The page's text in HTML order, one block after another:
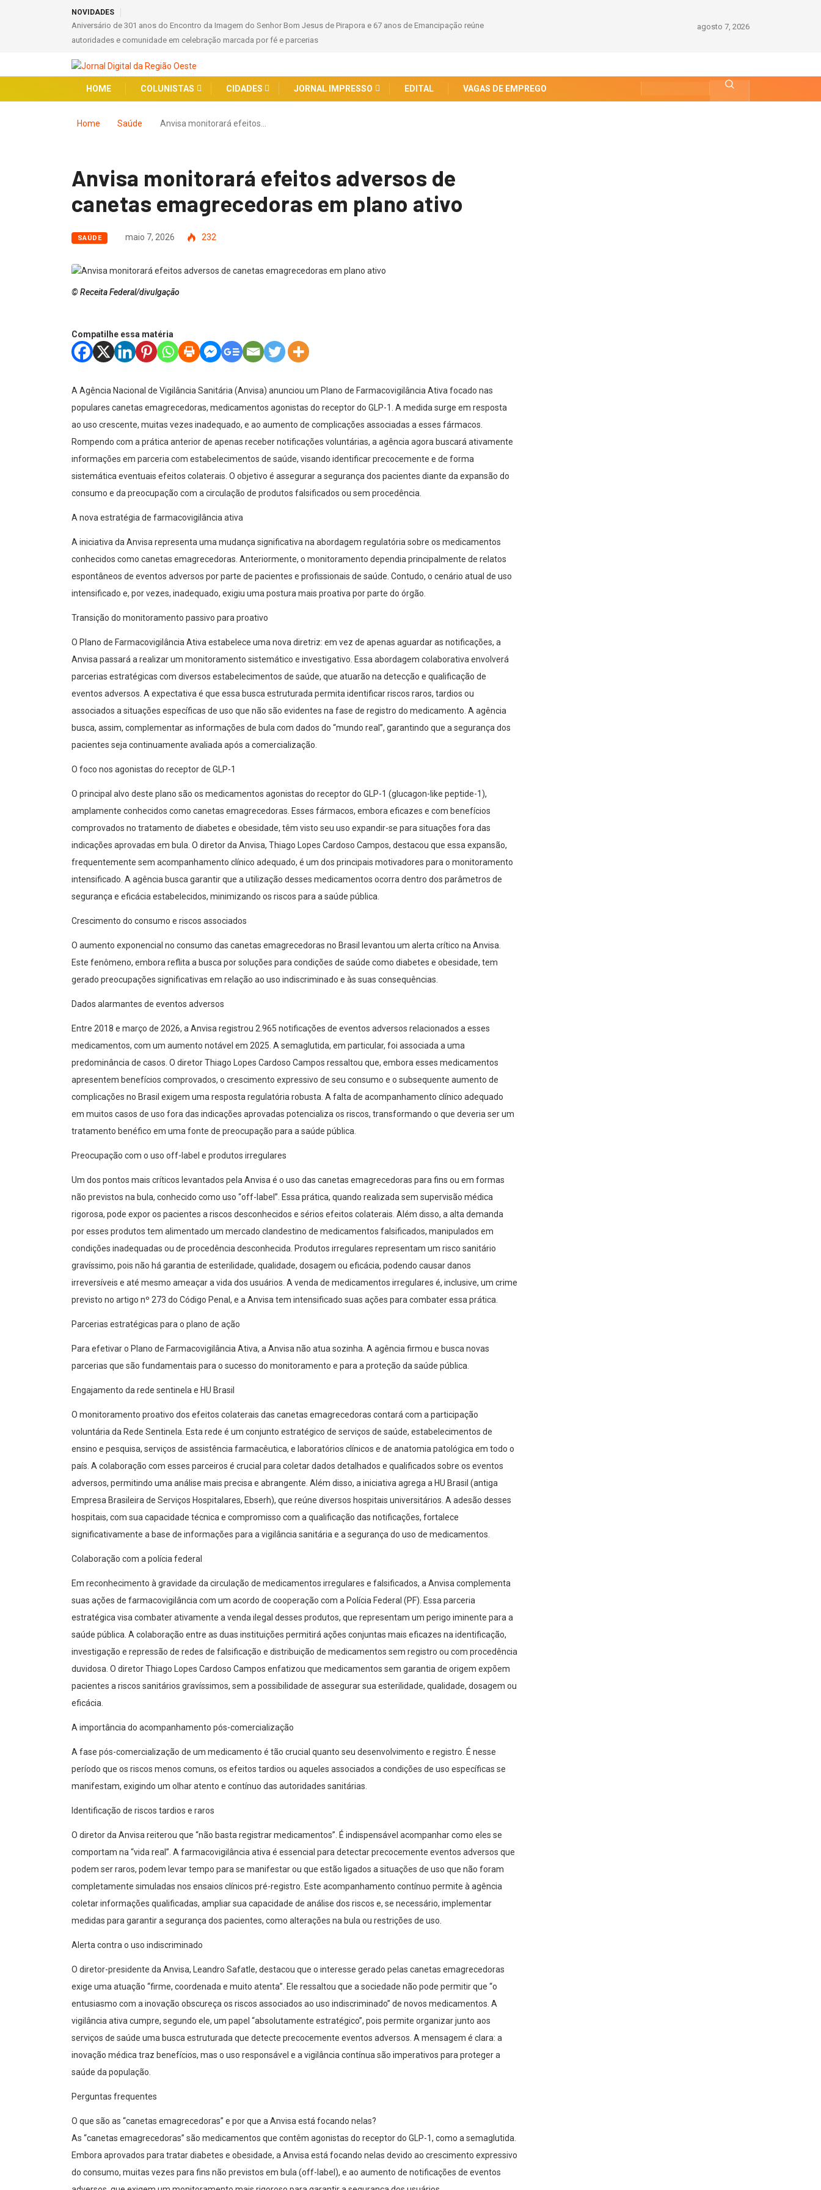
NOVIDADES
Aniversário de 301 anos do Encontro da Imagem do Senhor Bom Jesus de Pirapora e 67 anos de Emancipação reúne
autoridades e comunidade em celebração marcada por fé e parcerias
agosto 7, 2026
HOME COLUNISTAS CIDADES JORNAL IMPRESSO EDITAL VAGAS DE EMPREGO
Home Saúde Anvisa monitorará efeitos…
Anvisa monitorará efeitos adversos de
canetas emagrecedoras em plano ativo
SAÚDE maio 7, 2026 232
© Receita Federal/divulgação
Compatilhe essa matéria
A Agência Nacional de Vigilância Sanitária (Anvisa) anunciou um Plano de Farmacovigilância Ativa focado nas
populares canetas emagrecedoras, medicamentos agonistas do receptor do GLP-1. A medida surge em resposta
ao uso crescente, muitas vezes inadequado, e ao aumento de complicações associadas a esses fármacos.
Rompendo com a prática anterior de apenas receber notificações voluntárias, a agência agora buscará ativamente
informações em parceria com estabelecimentos de saúde, visando identificar precocemente e de forma
sistemática eventuais efeitos colaterais. O objetivo é assegurar a segurança dos pacientes diante da expansão do
consumo e da preocupação com a circulação de produtos falsificados ou sem procedência.
A nova estratégia de farmacovigilância ativa
A iniciativa da Anvisa representa uma mudança significativa na abordagem regulatória sobre os medicamentos
conhecidos como canetas emagrecedoras. Anteriormente, o monitoramento dependia principalmente de relatos
espontâneos de eventos adversos por parte de pacientes e profissionais de saúde. Contudo, o cenário atual de uso
intensificado e, por vezes, inadequado, exigiu uma postura mais proativa por parte do órgão.
Transição do monitoramento passivo para proativo
O Plano de Farmacovigilância Ativa estabelece uma nova diretriz: em vez de apenas aguardar as notificações, a
Anvisa passará a realizar um monitoramento sistemático e investigativo. Essa abordagem colaborativa envolverá
parcerias estratégicas com diversos estabelecimentos de saúde, que atuarão na detecção e qualificação de
eventos adversos. A expectativa é que essa busca estruturada permita identificar riscos raros, tardios ou
associados a situações específicas de uso que não são evidentes na fase de registro do medicamento. A agência
busca, assim, complementar as informações de bula com dados do “mundo real”, garantindo que a segurança dos
pacientes seja continuamente avaliada após a comercialização.
O foco nos agonistas do receptor de GLP-1
O principal alvo deste plano são os medicamentos agonistas do receptor do GLP-1 (glucagon-like peptide-1),
amplamente conhecidos como canetas emagrecedoras. Esses fármacos, embora eficazes e com benefícios
comprovados no tratamento de diabetes e obesidade, têm visto seu uso expandir-se para situações fora das
indicações aprovadas em bula. O diretor da Anvisa, Thiago Lopes Cardoso Campos, destacou que essa expansão,
frequentemente sem acompanhamento clínico adequado, é um dos principais motivadores para o monitoramento
intensificado. A agência busca garantir que a utilização desses medicamentos ocorra dentro dos parâmetros de
segurança e eficácia estabelecidos, minimizando os riscos para a saúde pública.
Crescimento do consumo e riscos associados
O aumento exponencial no consumo das canetas emagrecedoras no Brasil levantou um alerta crítico na Anvisa.
Este fenômeno, embora reflita a busca por soluções para condições de saúde como diabetes e obesidade, tem
gerado preocupações significativas em relação ao uso indiscriminado e às suas consequências.
Dados alarmantes de eventos adversos
Entre 2018 e março de 2026, a Anvisa registrou 2.965 notificações de eventos adversos relacionados a esses
medicamentos, com um aumento notável em 2025. A semaglutida, em particular, foi associada a uma
predominância de casos. O diretor Thiago Lopes Cardoso Campos ressaltou que, embora esses medicamentos
apresentem benefícios comprovados, o crescimento expressivo de seu consumo e o subsequente aumento de
complicações no Brasil exigem uma resposta regulatória robusta. A falta de acompanhamento clínico adequado
em muitos casos de uso fora das indicações aprovadas potencializa os riscos, transformando o que deveria ser um
tratamento benéfico em uma fonte de preocupação para a saúde pública.
Preocupação com o uso off-label e produtos irregulares
Um dos pontos mais críticos levantados pela Anvisa é o uso das canetas emagrecedoras para fins ou em formas
não previstos na bula, conhecido como uso “off-label”. Essa prática, quando realizada sem supervisão médica
rigorosa, pode expor os pacientes a riscos desconhecidos e sérios efeitos colaterais. Além disso, a alta demanda
por esses produtos tem alimentado um mercado clandestino de medicamentos falsificados, manipulados em
condições inadequadas ou de procedência desconhecida. Produtos irregulares representam um risco sanitário
gravíssimo, pois não há garantia de esterilidade, qualidade, dosagem ou eficácia, podendo causar danos
irreversíveis e até mesmo ameaçar a vida dos usuários. A venda de medicamentos irregulares é, inclusive, um crime
previsto no artigo nº 273 do Código Penal, e a Anvisa tem intensificado suas ações para combater essa prática.
Parcerias estratégicas para o plano de ação
Para efetivar o Plano de Farmacovigilância Ativa, a Anvisa não atua sozinha. A agência firmou e busca novas
parcerias que são fundamentais para o sucesso do monitoramento e para a proteção da saúde pública.
Engajamento da rede sentinela e HU Brasil
O monitoramento proativo dos efeitos colaterais das canetas emagrecedoras contará com a participação
voluntária da Rede Sentinela. Esta rede é um conjunto estratégico de serviços de saúde, estabelecimentos de
ensino e pesquisa, serviços de assistência farmacêutica, e laboratórios clínicos e de anatomia patológica em todo o
país. A colaboração com esses parceiros é crucial para coletar dados detalhados e qualificados sobre os eventos
adversos, permitindo uma análise mais precisa e abrangente. Além disso, a iniciativa agrega a HU Brasil (antiga
Empresa Brasileira de Serviços Hospitalares, Ebserh), que reúne diversos hospitais universitários. A adesão desses
hospitais, com sua capacidade técnica e compromisso com a qualificação das notificações, fortalece
significativamente a base de informações para a vigilância sanitária e a segurança do uso de medicamentos.
Colaboração com a polícia federal
Em reconhecimento à gravidade da circulação de medicamentos irregulares e falsificados, a Anvisa complementa
suas ações de farmacovigilância com um acordo de cooperação com a Polícia Federal (PF). Essa parceria
estratégica visa combater ativamente a venda ilegal desses produtos, que representam um perigo iminente para a
saúde pública. A colaboração entre as duas instituições permitirá ações conjuntas mais eficazes na identificação,
investigação e repressão de redes de falsificação e distribuição de medicamentos sem registro ou com procedência
duvidosa. O diretor Thiago Lopes Cardoso Campos enfatizou que medicamentos sem garantia de origem expõem
pacientes a riscos sanitários gravíssimos, sem a possibilidade de assegurar sua esterilidade, qualidade, dosagem ou
eficácia.
A importância do acompanhamento pós-comercialização
A fase pós-comercialização de um medicamento é tão crucial quanto seu desenvolvimento e registro. É nesse
período que os riscos menos comuns, os efeitos tardios ou aqueles associados a condições de uso específicas se
manifestam, exigindo um olhar atento e contínuo das autoridades sanitárias.
Identificação de riscos tardios e raros
O diretor da Anvisa reiterou que “não basta registrar medicamentos”. É indispensável acompanhar como eles se
comportam na “vida real”. A farmacovigilância ativa é essencial para detectar precocemente eventos adversos que
podem ser raros, podem levar tempo para se manifestar ou que estão ligados a situações de uso que não foram
completamente simuladas nos ensaios clínicos pré-registro. Este acompanhamento contínuo permite à agência
coletar informações qualificadas, ampliar sua capacidade de análise dos riscos e, se necessário, implementar
medidas para garantir a segurança dos pacientes, como alterações na bula ou restrições de uso.
Alerta contra o uso indiscriminado
O diretor-presidente da Anvisa, Leandro Safatle, destacou que o interesse gerado pelas canetas emagrecedoras
exige uma atuação “firme, coordenada e muito atenta”. Ele ressaltou que a sociedade não pode permitir que “o
entusiasmo com a inovação obscureça os riscos associados ao uso indiscriminado” de novos medicamentos. A
vigilância ativa cumpre, segundo ele, um papel “absolutamente estratégico”, pois permite organizar junto aos
serviços de saúde uma busca estruturada que detecte precocemente eventos adversos. A mensagem é clara: a
inovação médica traz benefícios, mas o uso responsável e a vigilância contínua são imperativos para proteger a
saúde da população.
Perguntas frequentes
O que são as “canetas emagrecedoras” e por que a Anvisa está focando nelas?
As “canetas emagrecedoras” são medicamentos que contêm agonistas do receptor do GLP-1, como a semaglutida.
Embora aprovados para tratar diabetes e obesidade, a Anvisa está focando nelas devido ao crescimento expressivo
do consumo, muitas vezes para fins não previstos em bula (off-label), e ao aumento de notificações de eventos